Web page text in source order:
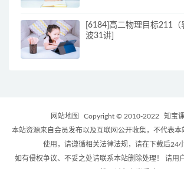
[6184]高二物理目标211
波31讲]
网站地图 Copyright © 2010-2022 知宝
本站资源来自会员发布以及互联网公开收集，不代表
使用，请遵循相关法律法规，请在下载后24
如有侵权争议、不妥之处请联系本站删除处理！ 请用